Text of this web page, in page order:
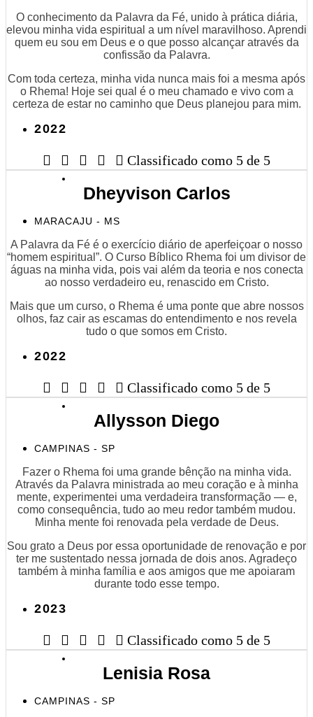
O conhecimento da Palavra da Fé, unido à prática diária,
elevou minha vida espiritual a um nível maravilhoso. Aprendi
quem eu sou em Deus e o que posso alcançar através da
confissão da Palavra.
Com toda certeza, minha vida nunca mais foi a mesma após
o Rhema! Hoje sei qual é o meu chamado e vivo com a
certeza de estar no caminho que Deus planejou para mim.
2022
     Classificado como 5 de 5
Dheyvison Carlos
MARACAJU - MS
A Palavra da Fé é o exercício diário de aperfeiçoar o nosso
“homem espiritual”. O Curso Bíblico Rhema foi um divisor de
águas na minha vida, pois vai além da teoria e nos conecta
ao nosso verdadeiro eu, renascido em Cristo.
Mais que um curso, o Rhema é uma ponte que abre nossos
olhos, faz cair as escamas do entendimento e nos revela
tudo o que somos em Cristo.
2022
     Classificado como 5 de 5
Allysson Diego
CAMPINAS - SP
Fazer o Rhema foi uma grande bênção na minha vida.
Através da Palavra ministrada ao meu coração e à minha
mente, experimentei uma verdadeira transformação — e,
como consequência, tudo ao meu redor também mudou.
Minha mente foi renovada pela verdade de Deus.
Sou grato a Deus por essa oportunidade de renovação e por
ter me sustentado nessa jornada de dois anos. Agradeço
também à minha família e aos amigos que me apoiaram
durante todo esse tempo.
2023
     Classificado como 5 de 5
Lenisia Rosa
CAMPINAS - SP